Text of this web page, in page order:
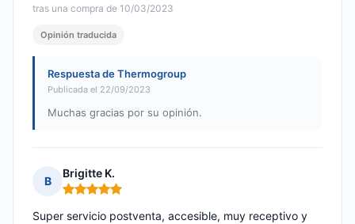
tras una compra de 10/03/2023
Opinión traducida
Respuesta de Thermogroup
Publicada el 22/09/2023
Muchas gracias por su opinión.
B
Brigitte K.
Nota: 5 de 5
Super servicio postventa, accesible, muy receptivo y